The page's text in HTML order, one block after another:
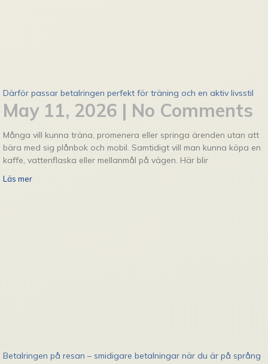
Därför passar betalringen perfekt för träning och en aktiv livsstil
May 11, 2026 No Comments
Många vill kunna träna, promenera eller springa ärenden utan att
bära med sig plånbok och mobil. Samtidigt vill man kunna köpa en
kaffe, vattenflaska eller mellanmål på vägen. Här blir
Läs mer
Betalringen på resan – smidigare betalningar när du är på språng